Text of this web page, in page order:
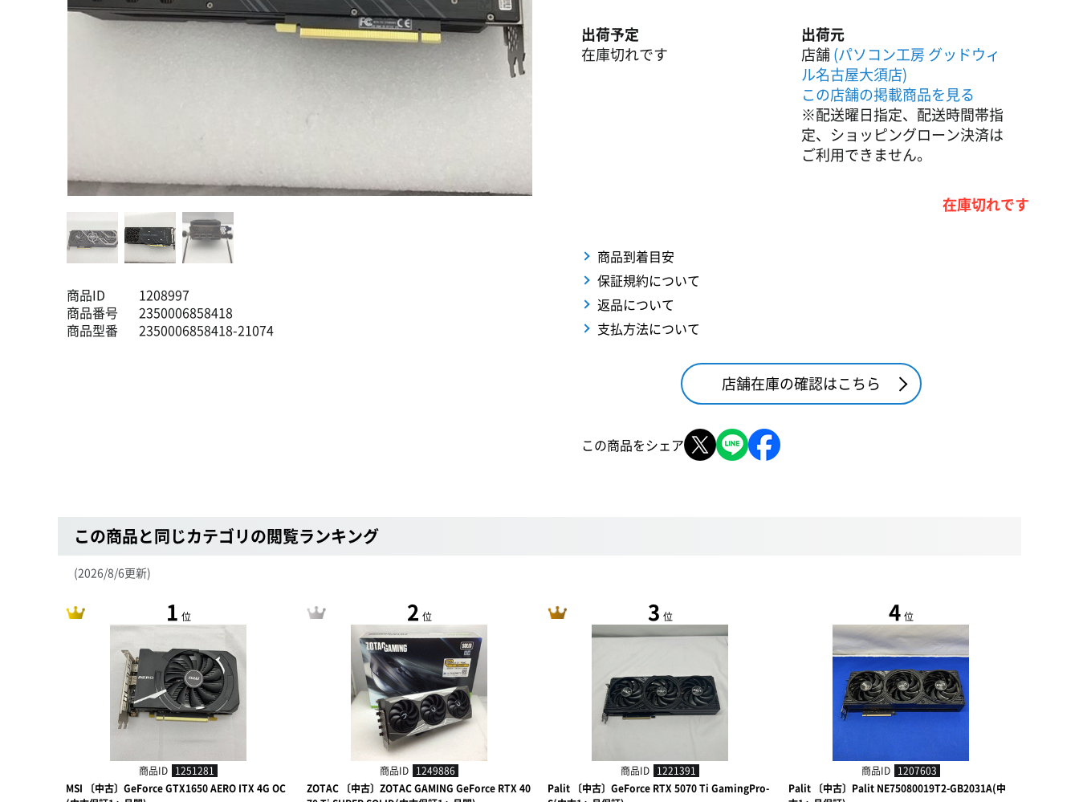
商品ID
1208997
商品番号
2350006858418
商品型番
2350006858418-21074
出荷予定
在庫切れです
出荷元
店舗(パソコン工房 グッドウィ
ル名古屋大須店)
この店舗の掲載商品を見る
※配送曜日指定、配送時間帯指
定、ショッピングローン決済は
ご利用できません。
在庫切れです
商品到着目安
保証規約について
返品について
支払方法について
店舗在庫の確認はこちら
この商品をシェア
この商品と同じカテゴリの閲覧ランキング
(2026/8/6更新)
1 位
商品ID 1251281
MSI 〔中古〕GeForce GTX1650 AERO ITX 4G OC
2 位
商品ID 1249886
ZOTAC 〔中古〕ZOTAC GAMING GeForce RTX 40
3 位
商品ID 1221391
Palit 〔中古〕GeForce RTX 5070 Ti GamingPro-
4 位
商品ID 1207603
Palit 〔中古〕Palit NE75080019T2-GB2031A(中